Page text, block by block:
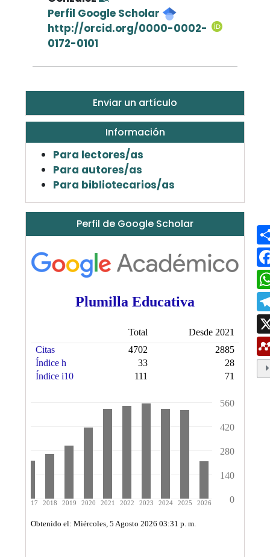
Perfil Google Scholar
http://orcid.org/0000-0002-
0172-0101
Enviar un artículo
Información
Para lectores/as
Para autores/as
Para bibliotecarios/as
Perfil de Google Scholar